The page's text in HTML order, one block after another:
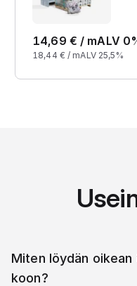
14,69 € / mALV
18,44 € / mALV 25,5%
Miten löydän
koon?